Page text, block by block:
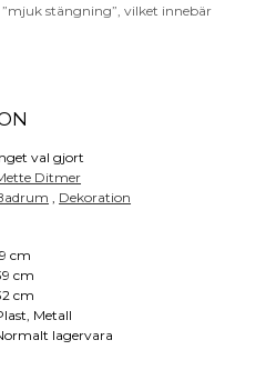
stängning”, vilket innebär
val gjort
Ditmer
Dekoration
cm
cm
cm
Metall
lagervara